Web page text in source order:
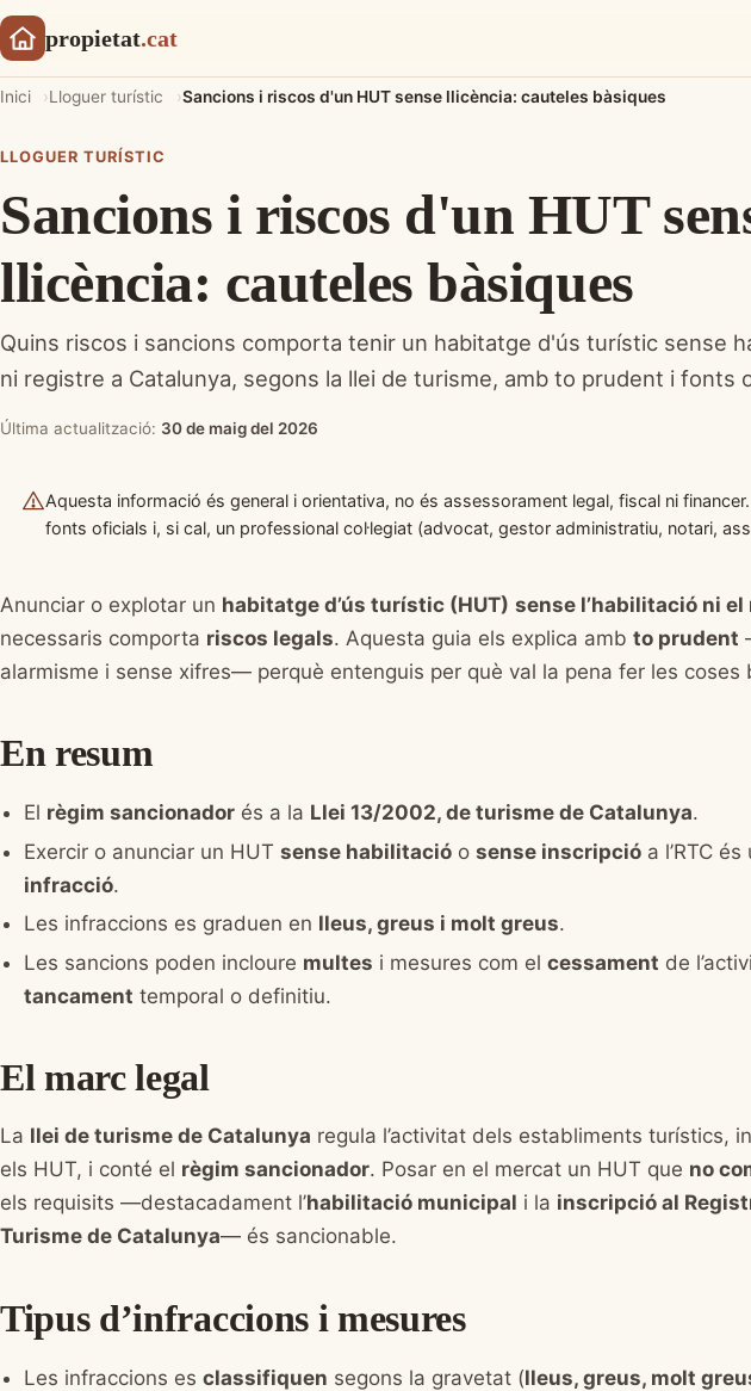
propietat.cat
Inici Lloguer turístic Sancions i riscos d'un HUT sense llicència: cauteles bàsiques
LLOGUER TURÍSTIC
Sancions i riscos d'un HUT
llicència: cauteles bàsiques
Quins riscos i sancions comporta tenir un habitatge d'ús turístic sense
ni registre a Catalunya, segons la llei de turisme, amb to prudent i fonts
Última actualització: 30 de maig del 2026
Aquesta informació és general i orientativa, no és assessorament legal, fiscal ni
fonts oficials i, si cal, un professional col·legiat (advocat, gestor administratiu, notari,
Anunciar o explotar un habitatge d’ús turístic (HUT) sense l’habilitació ni
necessaris comporta riscos legals. Aquesta guia els explica amb to prudent
alarmisme i sense xifres— perquè entenguis per què val la pena fer les coses
En resum
El règim sancionador és a la Llei 13/2002, de turisme de Catalunya.
Exercir o anunciar un HUT sense habilitació o sense inscripció a l’RTC és
infracció.
Les infraccions es graduen en lleus, greus i molt greus.
Les sancions poden incloure multes i mesures com el cessament de
tancament temporal o definitiu.
El marc legal
La llei de turisme de Catalunya regula l’activitat dels establiments turístics,
els HUT, i conté el règim sancionador. Posar en el mercat un HUT que no
els requisits —destacadament l’habilitació municipal i la inscripció al
Turisme de Catalunya— és sancionable.
Tipus d’infraccions i mesures
Les infraccions es classifiquen segons la gravetat (lleus, greus, molt